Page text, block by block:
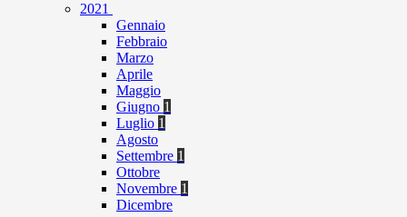
2021
Gennaio
Febbraio
Marzo
Aprile
Maggio
Giugno 1
Luglio 1
Agosto
Settembre 1
Ottobre
Novembre 1
Dicembre